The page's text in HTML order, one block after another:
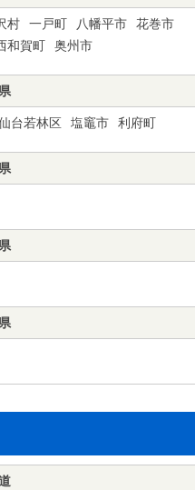
村 一戸町 八幡平市
花巻市
和賀町 奥州市
台若林区 塩竈市 利府町